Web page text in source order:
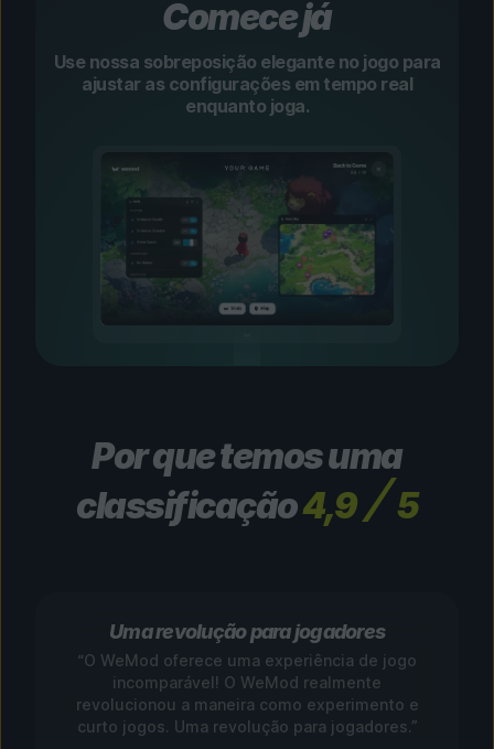
Comece já
Use nossa sobreposição elegante no jogo para
ajustar as configurações em tempo real
enquanto joga.
Por que temos uma
classificação4,9 5
Uma revolução para jogadores
“O WeMod oferece uma experiência de jogo
incomparável! O WeMod realmente
revolucionou a maneira como experimento e
curto jogos. Uma revolução para jogadores.”